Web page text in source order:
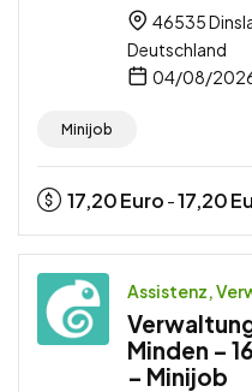
46535
Deutschland
04/08/
Minijob
17,20Euro -17,20
Assistenz,
Minden –
– Minijob